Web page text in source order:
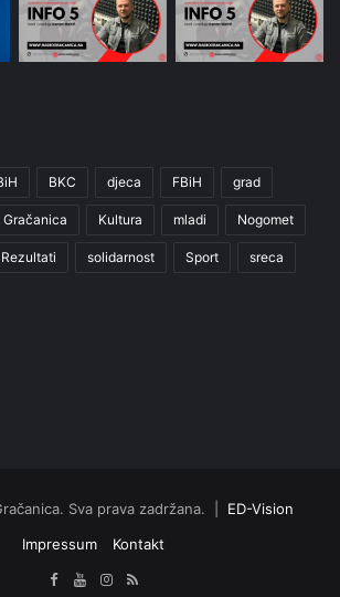
BKC djeca FBiH grad
Gračanica Kultura mladi Nogomet
Rezultati solidarnost Sport sreca
Sva prava zadržana. | ED-Vision
Impressum
Kontakt